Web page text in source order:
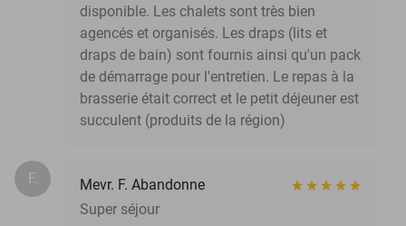
disponible. Les chalets sont très bien
agencés et organisés. Les draps (lits et
draps de bain) sont fournis ainsi qu'un pack
de démarrage pour l'entretien. Le repas à la
brasserie était correct et le petit déjeuner est
succulent (produits de la région)
F.
Mevr. F. Abandonne
Super séjour